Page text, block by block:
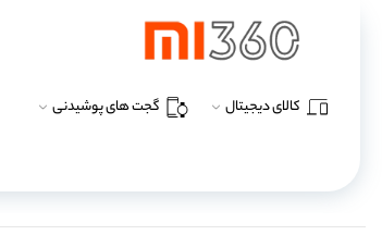
کالای دیجیتال گجت های پوشیدنی